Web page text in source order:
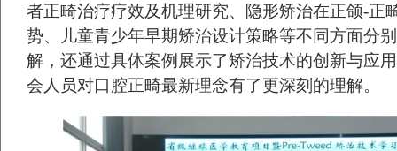
者正畸治疗疗效及机理研究、隐形矫治在正颌-正
势、儿童青少年早期矫治设计策略等不同方面分
解，还通过具体案例展示了矫治技术的创新与应
会人员对口腔正畸最新理念有了更深刻的理解。